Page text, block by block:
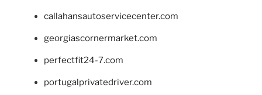
callahansautoservicecenter.com
georgiascornermarket.com
perfectfit24-7.com
portugalprivatedriver.com